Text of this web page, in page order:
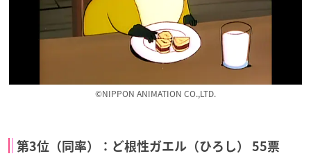
©NIPPON ANIMATION CO.,LTD.
第3位（同率）：ど根性ガエル（ひろし） 55票